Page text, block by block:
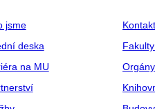
jsme
deska
na MU